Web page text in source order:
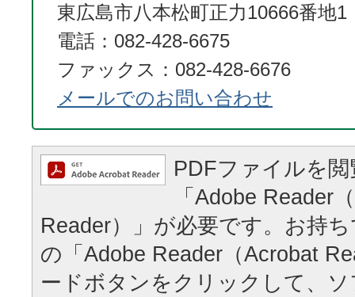
東広島市八本松町正力10666番地1
電話：082-428-6675
ファックス：082-428-6676
メールでのお問い合わせ
PDFファイルを
「Adobe Reader
Reader）」が必要です。お持
の「Adobe Reader（Acrobat
ードボタンをクリックして、